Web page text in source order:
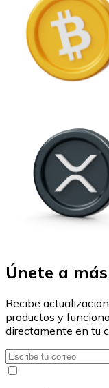
Únete a
Recibe
productos y
directamente en tu